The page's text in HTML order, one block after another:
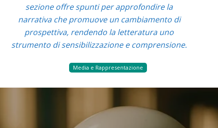
sezione offre spunti per approfondire la
narrativa che promuove un cambiamento di
prospettiva, rendendo la letteratura uno
strumento di sensibilizzazione e comprensione.
Media e Rappresentazione